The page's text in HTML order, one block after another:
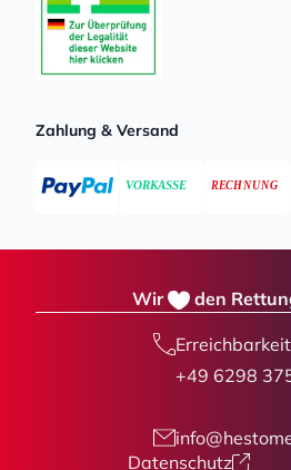
Zahlung & Versand
Wir den
Erreichbarkeit
+49 6298
Datenschutz